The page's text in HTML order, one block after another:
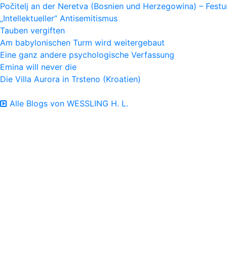
Počitelj an der Neretva (Bosnien und Herzegowina) –
„Intellektueller“ Antisemitismus
Tauben vergiften
Am babylonischen Turm wird weitergebaut
Eine ganz andere psychologische Verfassung
Emina will never die
Die Villa Aurora in Trsteno (Kroatien)
Alle Blogs von WESSLING H. L.